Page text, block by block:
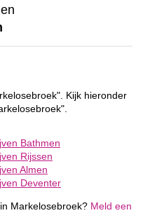
Kijk hieronder
Bathmen
Rijssen
Almen
Deventer
Markelosebroek? Meld een